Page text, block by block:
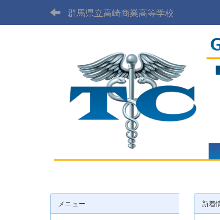
群馬県立高崎商業高等学校
新着
メニュー